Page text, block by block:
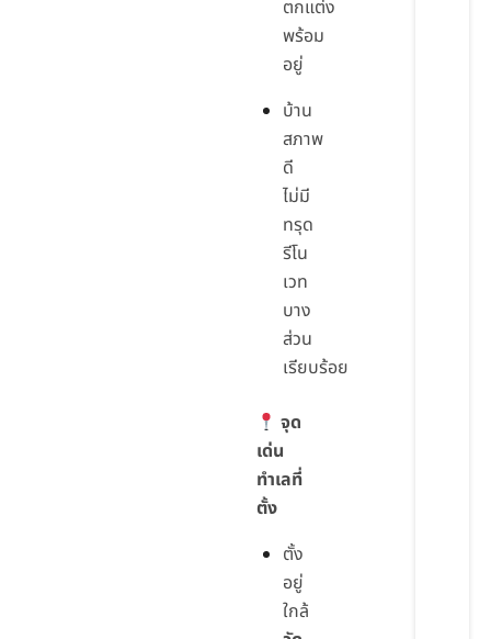
ตกแต่ง
พร้อม
อยู่
บ้าน
สภาพ
ดี
ไม่มี
ทรุด
รีโน
เวท
บาง
ส่วน
เรียบร้อย
จุด
เด่น
ทำเลที่
ตั้ง
ตั้ง
อยู่
ใกล้